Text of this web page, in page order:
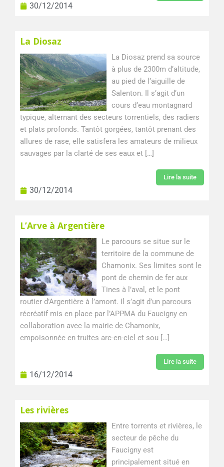
30/12/2014
La Diosaz
La Diosaz prend sa source
à plus de 2300m d’altitude,
au pied de l’aiguille de
Salenton. Il s’agit d’un
cours d’eau montagnard
typique, alternant des secteurs torrentiels, des radiers
et plats profonds. Tantôt gorgées, tantôt prenant des
allures de rase, elle satisfera les amateurs de milieux
sauvages par la clarté de ses eaux et […]
Lire la suite
30/12/2014
L’Arve à Argentière
Le parcours se situe sur le
territoire de la commune de
Chamonix. Ses limites sont le
pont de chemin de fer aux
Tines à l’aval, et le pont
routier d’Argentière à l’amont. Il s’agit d’un parcours
récréatif mis en place par l’APPMA du Faucigny en
collaboration avec la mairie de Chamonix,
empoisonnée en truites arc-en-ciel et sou […]
Lire la suite
16/12/2014
Les rivières
Entre torrents et rivières, le
secteur de pêche du
Faucigny est
principalement situé en